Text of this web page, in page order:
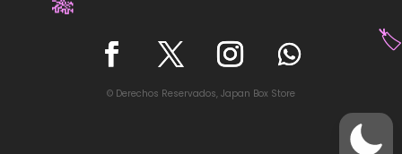
© Derechos Reservados, Japan Box Store